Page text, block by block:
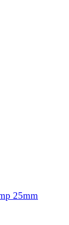
25mm